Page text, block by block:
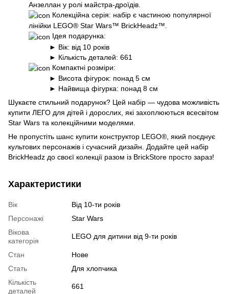
Анзеллан у ролі майстра-дроїдів.
Колекційна серія: набір є частиною популярної
лінійки LEGO® Star Wars™ BrickHeadz™.
Ідея подарунка:
► Вік: від 10 років
► Кількість деталей: 661
Компактні розміри:
► Висота фігурок: понад 5 см
► Найвища фігурка: понад 8 см
Шукаєте стильний подарунок? Цей набір — чудова можливість
купити ЛЕГО для дітей і дорослих, які захоплюються всесвітом
Star Wars та колекційними моделями.
Не пропустіть шанс купити конструктор LEGO®, який поєднує
культових персонажів і сучасний дизайн. Додайте цей набір
BrickHeadz до своєї колекції разом із BrickStore просто зараз!
Характеристики
Вік
Від 10-ти років
Персонажі
Star Wars
Вікова
категорія
LEGO для дитини від 9-ти років
Стан
Нове
Стать
Для хлопчика
Кількість
деталей
661